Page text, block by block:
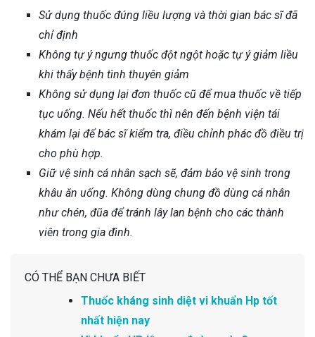
Sử dụng thuốc đúng liều lượng và thời gian bác sĩ đã
chỉ định
Không tự ý ngưng thuốc đột ngột hoặc tự ý giảm liều
khi thấy bệnh tình thuyên giảm
Không sử dụng lại đơn thuốc cũ để mua thuốc về tiếp
tục uống. Nếu hết thuốc thì nên đến bệnh viện tái
khám lại để bác sĩ kiểm tra, điều chỉnh phác đồ điều trị
cho phù hợp.
Giữ vệ sinh cá nhân sạch sẽ, đảm bảo vệ sinh trong
khâu ăn uống. Không dùng chung đồ dùng cá nhân
như chén, đũa để tránh lây lan bệnh cho các thành
viên trong gia đình.
CÓ THỂ BẠN CHƯA BIẾT
Thuốc kháng sinh diệt vi khuẩn Hp tốt
nhất hiện nay